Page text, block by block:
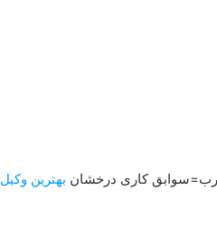
کاری درخشان بهترین وکیل